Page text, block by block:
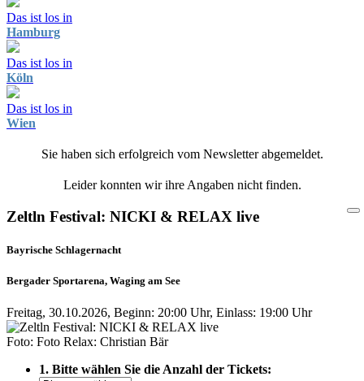
Das ist los in
Hamburg
Das ist los in
Köln
Das ist los in
Wien
Sie haben sich erfolgreich vom Newsletter abgemeldet.
Leider konnten wir ihre Angaben nicht finden.
Zeltln Festival: NICKI & RELAX live
Bayrische Schlagernacht
Bergader Sportarena, Waging am See
Freitag, 30.10.2026, Beginn: 20:00 Uhr, Einlass: 19:00 Uhr
Foto: Foto Relax: Christian Bär
1. Bitte wählen Sie die Anzahl der Tickets: